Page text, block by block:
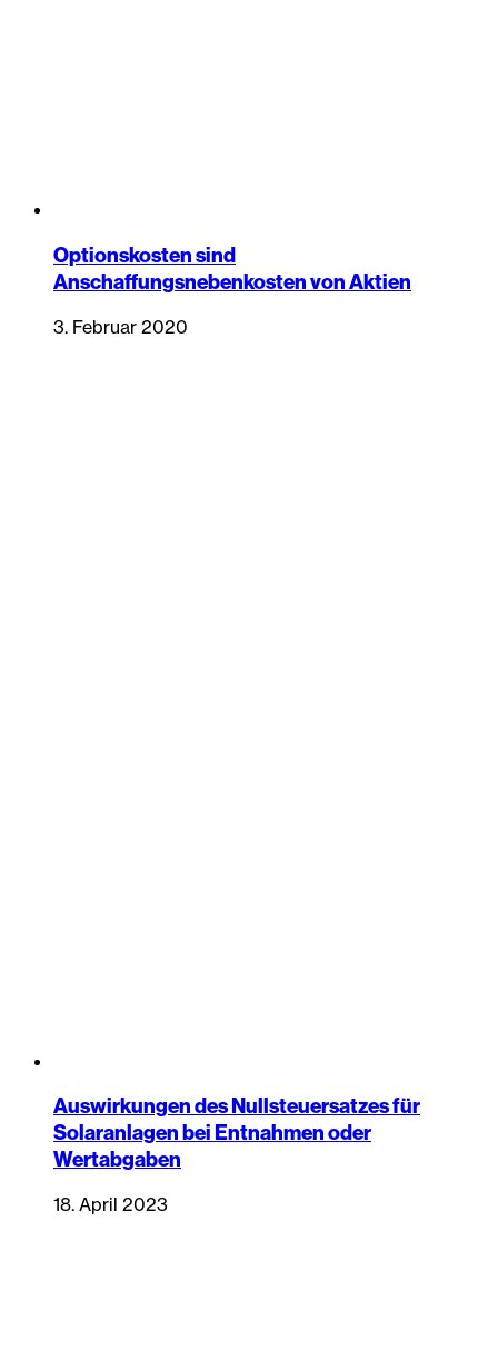
Optionskosten sind
Anschaffungsnebenkosten von Aktien
3. Februar 2020
Auswirkungen des Nullsteuersatzes für
Solaranlagen bei Entnahmen oder
Wertabgaben
18. April 2023